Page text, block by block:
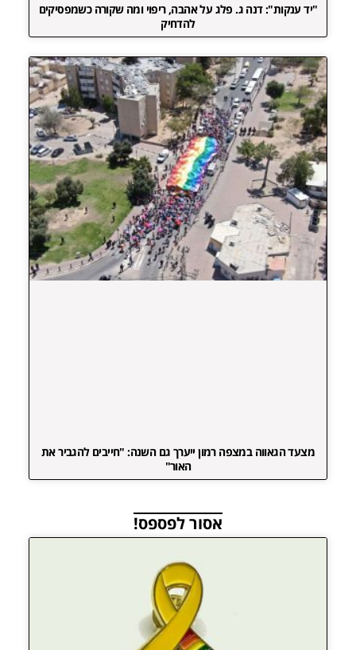
"יד ענקות": דנה ג. פלג על אהבה, ריפוי ומה שקורה כשמפסיקים
להדחיק
מצעד הגאווה במצפה רמון ייערך גם השנה: "חייבים להגביר את
האור"
אסור לפספס!